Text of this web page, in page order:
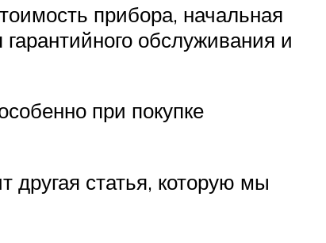
прибора, начальная
обслуживания и
при покупке
другая статья, которую мы